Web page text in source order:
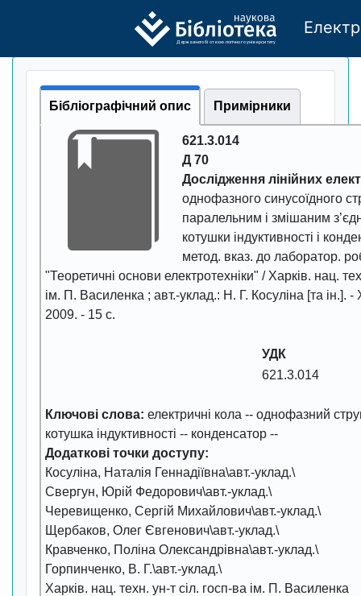
Державного бі отехно логічно го універси тету
Бібліографічний опис Примірники
621.3.014
Д 70
Дослідження лінійних
однофазного синусоїдного
паралельним і змішаним
котушки індуктивності і
метод. вказ. до лаборатор.
"Теоретичні основи електротехніки" / Харків. нац.
ім. П. Василенка ; авт.-уклад.: Н. Г. Косуліна [та ін.]. -
2009. - 15 с.
УДК
621.3.014
Ключові слова: електричні кола -- однофазний
котушка індуктивності -- конденсатор --
Додаткові точки доступу:
Косуліна, Наталія Геннадіївна\авт.-уклад.\
Свергун, Юрій Федорович\авт.-уклад.\
Черевищенко, Сергій Михайлович\авт.-уклад.\
Щербаков, Олег Євгенович\авт.-уклад.\
Кравченко, Поліна Олександрівна\авт.-уклад.\
Горпинченко, В. Г.\авт.-уклад.\
Харків. нац. техн. ун-т сіл. госп-ва ім. П. Василенка